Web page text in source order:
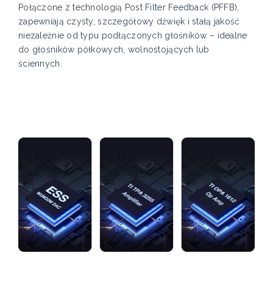
Połączone z technologią Post Filter Feedback (PFFB),
zapewniają czysty, szczegółowy dźwięk i stałą jakość
niezależnie od typu podłączonych głośników – idealne
do głośników półkowych, wolnostojących lub
ściennych.